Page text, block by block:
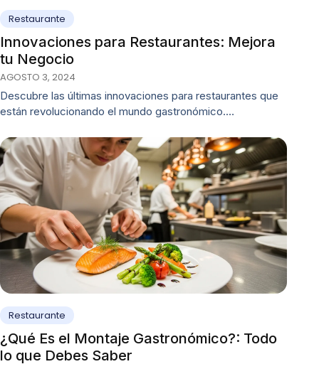
Restaurante
Innovaciones para Restaurantes: Mejora
tu Negocio
AGOSTO 3, 2024
Descubre las últimas innovaciones para restaurantes que
están revolucionando el mundo gastronómico.…
Restaurante
¿Qué Es el Montaje Gastronómico?: Todo
lo que Debes Saber